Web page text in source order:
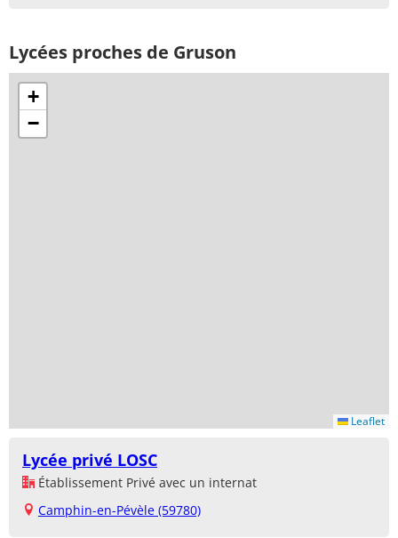
Lycées proches de Gruson
+
−
Leaflet
Lycée privé LOSC
Établissement Privé avec un internat
Camphin-en-Pévèle (59780)